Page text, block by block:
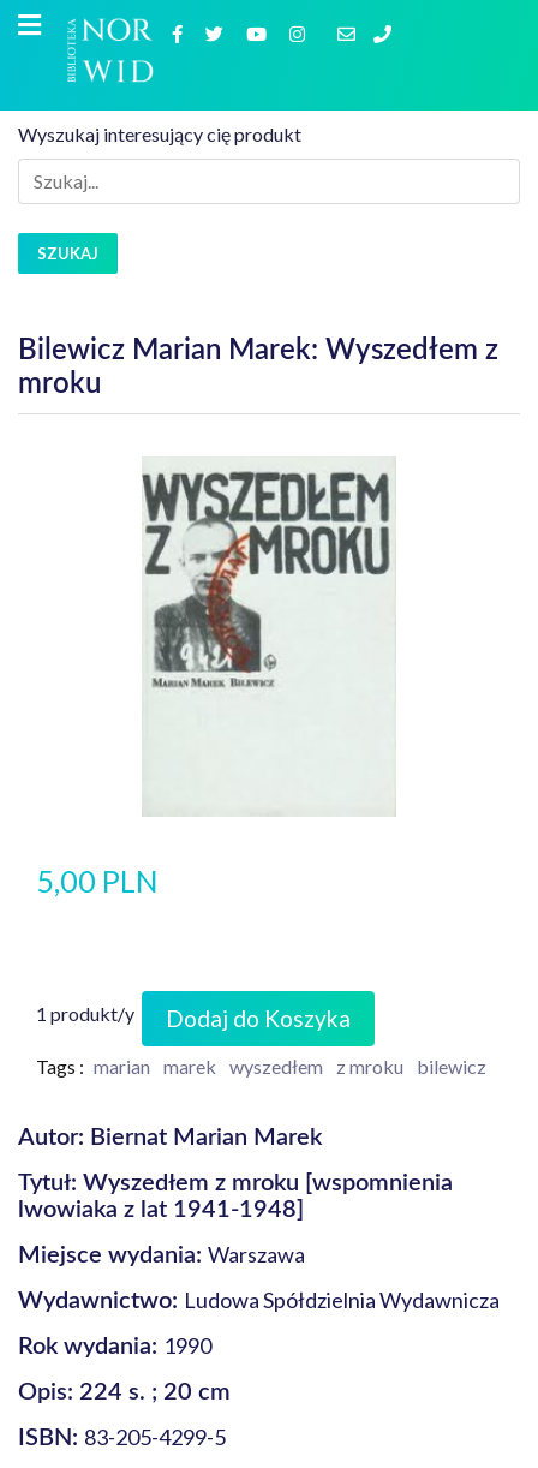
Wyszukaj interesujący cię produkt
SZUKAJ
Bilewicz Marian Marek: Wyszedłem z
mroku
5,00 PLN
1 produkt/y Dodaj do Koszyka
Tags : marian marek wyszedłem z mroku bilewicz
Autor: Biernat Marian Marek
Tytuł: Wyszedłem z mroku [wspomnienia
lwowiaka z lat 1941-1948]
Miejsce wydania: Warszawa
Wydawnictwo: Ludowa Spółdzielnia Wydawnicza
Rok wydania: 1990
Opis: 224 s. ; 20 cm
ISBN: 83-205-4299-5